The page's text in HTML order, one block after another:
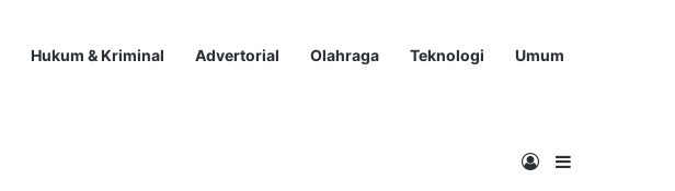
Hukum & Kriminal Advertorial Olahraga Teknologi Umum
Masuk